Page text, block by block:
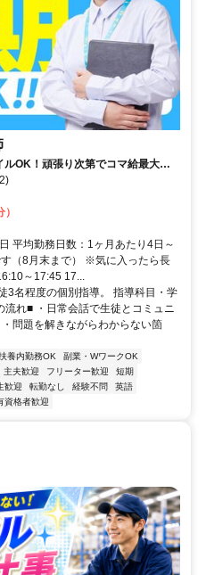
ルOK！頑張り次第でコマ給最大
未経験が活躍中の塾講師◎週１回～
平均勤務日数：1ヶ月あたり4日～
（8月末まで） ※気に入ったら長
～17:45 17...
3名程度の個別指導。 指導科目・学
れ■ ・日常会話で生徒とコミュニ
問題を解きながらわからない箇
養内勤務OK
副業・WワークOK
主夫歓迎 フリーター歓迎
短期
歓迎 転勤なし 経験不問
英語
資格者歓迎